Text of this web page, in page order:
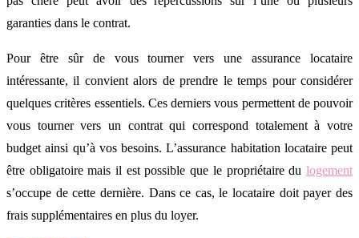
garanties dans le contrat.
Pour être sûr de vous tourner vers une assurance locataire
intéressante, il convient alors de prendre le temps pour considérer
quelques critères essentiels. Ces derniers vous permettent de pouvoir
vous tourner vers un contrat qui correspond totalement à votre
budget ainsi qu’à vos besoins. L’assurance habitation locataire peut
être obligatoire mais il est possible que le propriétaire du logement
s’occupe de cette dernière. Dans ce cas, le locataire doit payer des
frais supplémentaires en plus du loyer.